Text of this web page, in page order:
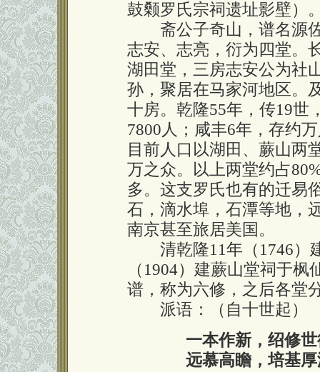
鼓颡罗氏宗祠遗址影壁）
斋公子奇山，谱名源佐
志安、志亮，衍为四堂。
湖田堂，三房志安公为社
孙，聚居在马家河地区。
十房。乾隆55年，传19世
7800人；咸丰6年，存约
目前人口以湖田、蕨山两
万之众。以上两堂约占
多。这支罗氏也有的迁易
石，滴水埠，石潭等地，
南京甚至旅居美国。
清乾隆11年（1746）
（1904）建蕨山堂祠于
谱，称为六修，之后各堂
派语：（自十世起）
一本作新，绍修
远慕高瞻，培基